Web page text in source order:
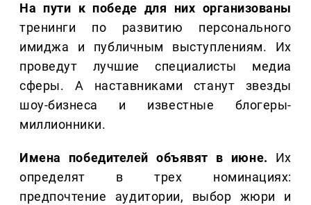
На пути к победе для них организованы
тренинги по развитию персонального
имиджа и публичным выступлениям. Их
проведут лучшие специалисты медиа
сферы. А наставниками станут звезды
шоу-бизнеса и известные блогеры-
миллионники.
Имена победителей объявят в июне. Их
определят в трех номинациях:
предпочтение аудитории, выбор жюри и